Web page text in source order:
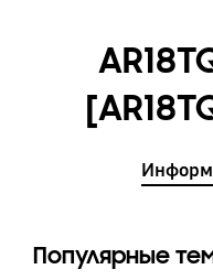
Популярные